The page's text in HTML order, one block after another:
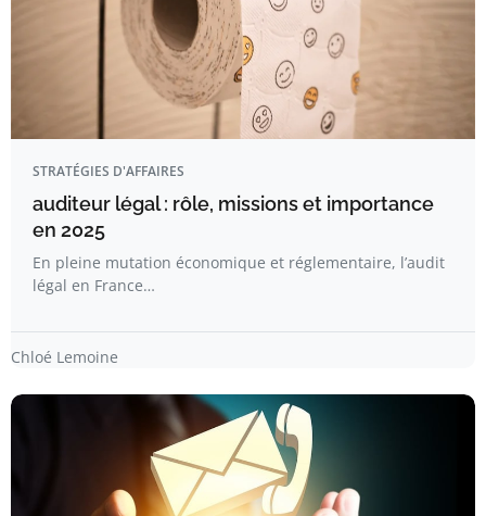
STRATÉGIES D'AFFAIRES
auditeur légal : rôle, missions et importance
en 2025
En pleine mutation économique et réglementaire, l’audit
légal en France…
Chloé Lemoine